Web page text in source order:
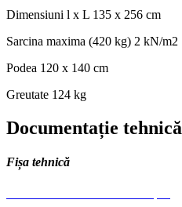
Dimensiuni l x L 135 x 256 cm
Sarcina maxima (420 kg) 2 kN/m2
Podea 120 x 140 cm
Greutate 124 kg
Documentație tehnică
Fișa tehnică